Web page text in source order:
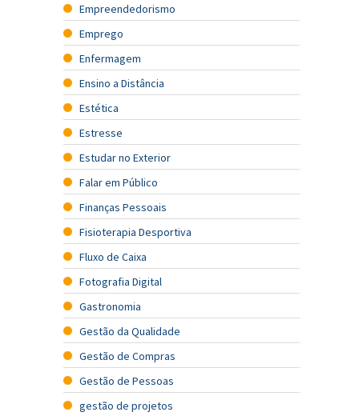
Empreendedorismo
Emprego
Enfermagem
Ensino a Distância
Estética
Estresse
Estudar no Exterior
Falar em Público
Finanças Pessoais
Fisioterapia Desportiva
Fluxo de Caixa
Fotografia Digital
Gastronomia
Gestão da Qualidade
Gestão de Compras
Gestão de Pessoas
gestão de projetos